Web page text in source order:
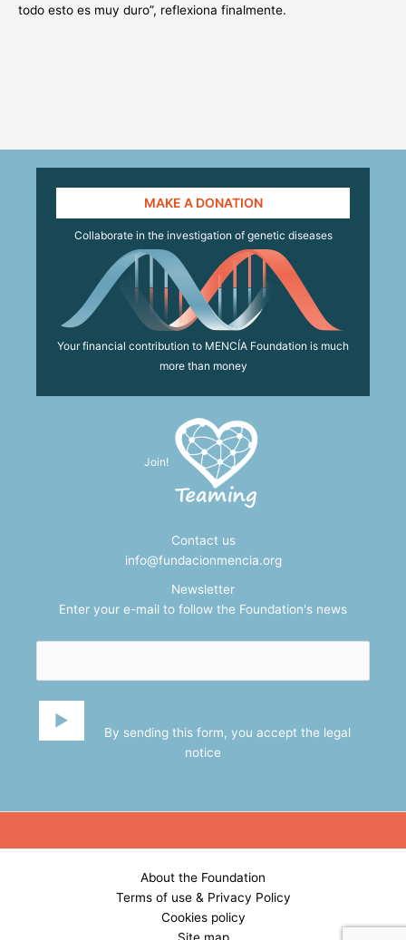
todo esto es muy duro”, reflexiona finalmente.
MAKE A DONATION
Collaborate in the investigation of genetic diseases
Your financial contribution to MENCÍA Foundation is much
more than money
Join!
Contact us
info@fundacionmencia.org
Newsletter
Enter your e-mail to follow the Foundation's news
By sending this form, you accept the legal
notice
About the Foundation
Terms of use & Privacy Policy
Cookies policy